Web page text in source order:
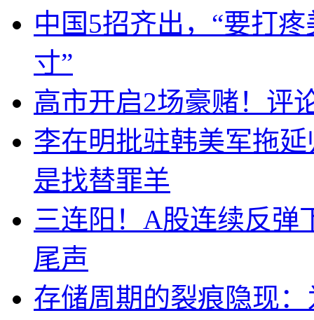
中国5招齐出，“要打
寸”
高市开启2场豪赌！评
李在明批驻韩美军拖
是找替罪羊
三连阳！A股连续反弹
尾声
存储周期的裂痕隐现